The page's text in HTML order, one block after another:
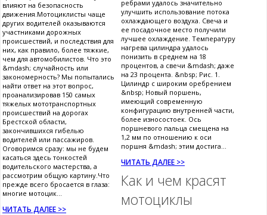
влияют на безопасность
движения.Мотоциклисты чаще
других водителей оказываются
участниками дорожных
происшествий, и последствия для
них, как правило, более тяжкие,
чем для автомобилистов. Что это
&mdash; случайность или
закономерность? Мы попытались
найти ответ на этот вопрос,
проанализировав 150 самых
тяжелых мототранспортных
происшествий на дорогах
Брестской области,
закончившихся гибелью
водителей или пассажиров.
Оговоримся сразу: мы не будем
касаться здесь тонкостей
водительского мастерства, а
рассмотрим общую картину.Что
прежде всего бросается в глаза:
многие мотоцик...
ЧИТАТЬ ДАЛЕЕ >>
ребрами удалось значительно
улучшить использование потока
охлаждающего воздуха. Свеча и
ее посадочное место получили
лучшее охлаждение. Температуру
нагрева цилиндра удалось
понизить в среднем на 18
процентов, а свечи &mdash; даже
на 23 процента. &nbsp; Рис. 1.
Цилиндр с широким оребрением
&nbsp; Новый поршень,
имеющий современную
конфигурацию внутренней части,
более износостоек. Ось
поршневого пальца смещена на
1,2 мм по отношению к оси
поршня &mdash; этим достига...
ЧИТАТЬ ДАЛЕЕ >>
Как и чем красят
мотоциклы